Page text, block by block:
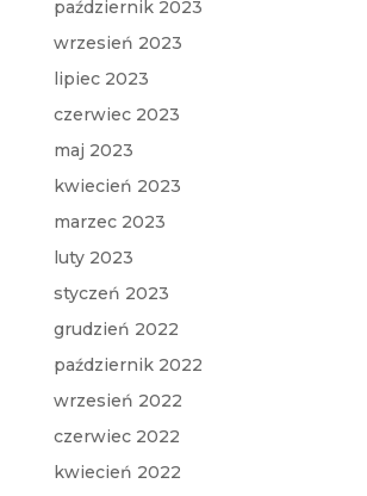
październik 2023
wrzesień 2023
lipiec 2023
czerwiec 2023
maj 2023
kwiecień 2023
marzec 2023
luty 2023
styczeń 2023
grudzień 2022
październik 2022
wrzesień 2022
czerwiec 2022
kwiecień 2022